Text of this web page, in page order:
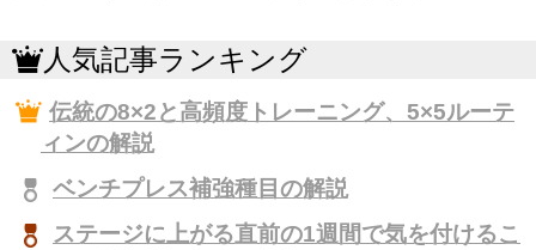
人気記事ランキング
伝統の8×2と高頻度トレーニング、5×5ルーテ
ィンの解説
ベンチプレス補強種目の解説
ステージに上がる直前の1週間で気を付けるこ